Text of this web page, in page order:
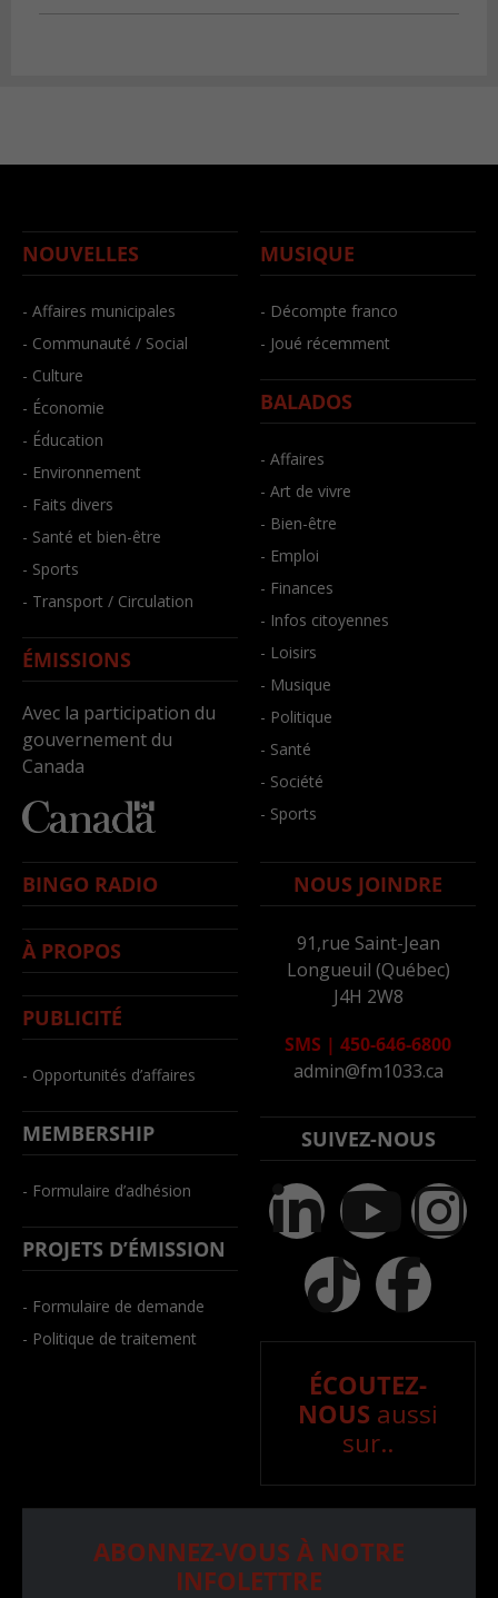
NOUVELLES
- Affaires municipales
- Communauté / Social
- Culture
- Économie
- Éducation
- Environnement
- Faits divers
- Santé et bien-être
- Sports
- Transport / Circulation
ÉMISSIONS
Avec la participation du
gouvernement du
Canada
MUSIQUE
- Décompte franco
- Joué récemment
BALADOS
- Affaires
- Art de vivre
- Bien-être
- Emploi
- Finances
- Infos citoyennes
- Loisirs
- Musique
- Politique
- Santé
- Société
- Sports
BINGO RADIO
À PROPOS
PUBLICITÉ
- Opportunités d’affaires
MEMBERSHIP
- Formulaire d’adhésion
PROJETS D’ÉMISSION
- Formulaire de demande
- Politique de traitement
NOUS JOINDRE
91,rue Saint-Jean
Longueuil (Québec)
J4H 2W8
SMS | 450-646-6800
admin@fm1033.ca
SUIVEZ-NOUS
ÉCOUTEZ-
NOUS aussi
sur..
ABONNEZ-VOUS À NOTRE
INFOLETTRE